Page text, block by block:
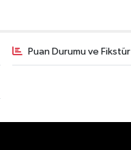
Puan Durumu ve Fikstür